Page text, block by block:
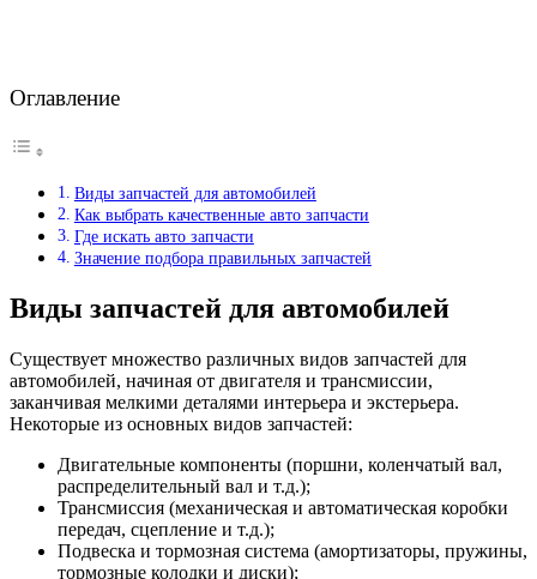
Оглавление
Виды запчастей для автомобилей
Как выбрать качественные авто запчасти
Где искать авто запчасти
Значение подбора правильных запчастей
Виды запчастей для автомобилей
Существует множество различных видов запчастей для
автомобилей, начиная от двигателя и трансмиссии,
заканчивая мелкими деталями интерьера и экстерьера.
Некоторые из основных видов запчастей:
Двигательные компоненты (поршни, коленчатый вал,
распределительный вал и т.д.);
Трансмиссия (механическая и автоматическая коробки
передач, сцепление и т.д.);
Подвеска и тормозная система (амортизаторы, пружины,
тормозные колодки и диски);